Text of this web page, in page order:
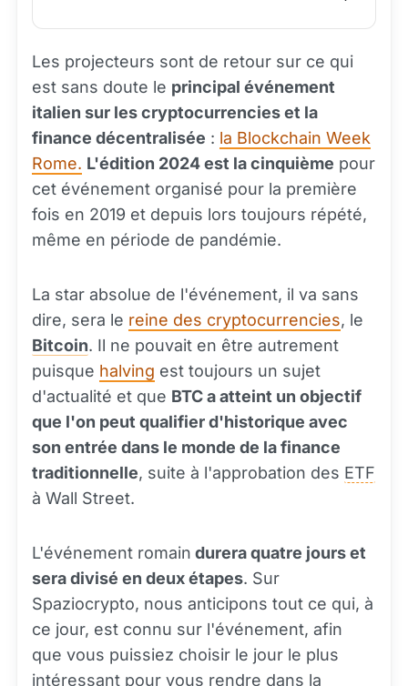
Les projecteurs sont de retour sur ce qui
est sans doute le principal événement
italien sur les cryptocurrencies et la
finance décentralisée : la Blockchain Week
Rome. L'édition 2024 est la cinquième pour
cet événement organisé pour la première
fois en 2019 et depuis lors toujours répété,
même en période de pandémie.
La star absolue de l'événement, il va sans
dire, sera le reine des cryptocurrencies, le
Bitcoin. Il ne pouvait en être autrement
puisque halving est toujours un sujet
d'actualité et que BTC a atteint un objectif
que l'on peut qualifier d'historique avec
son entrée dans le monde de la finance
traditionnelle, suite à l'approbation des ETF
à Wall Street.
L'événement romain durera quatre jours et
sera divisé en deux étapes. Sur
Spaziocrypto, nous anticipons tout ce qui, à
ce jour, est connu sur l'événement, afin
que vous puissiez choisir le jour le plus
intéressant pour vous rendre dans la